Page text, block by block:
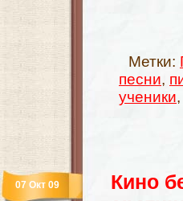
Метки:
песни,
ученики,
Кино
07 Окт 09